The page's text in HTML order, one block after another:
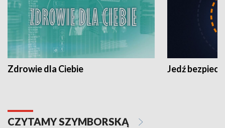
Zdrowie dla Ciebie Jedź
CZYTAMY SZYMBORSKĄ